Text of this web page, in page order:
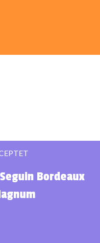
Bordeaux